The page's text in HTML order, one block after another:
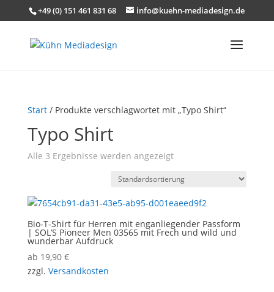
+49 (0) 151 461 831 68 info@kuehn-mediadesign.de
Start/ Produkte verschlagwortet mit „Typo Shirt“
Typo Shirt
Alle 3 Ergebnisse werden angezeigt
Bio-T-Shirt für Herren mit enganliegender Passform
| SOL’S Pioneer Men 03565 mit Frech und wild und
wunderbar Aufdruck
ab 19,90 €
zzgl. Versandkosten